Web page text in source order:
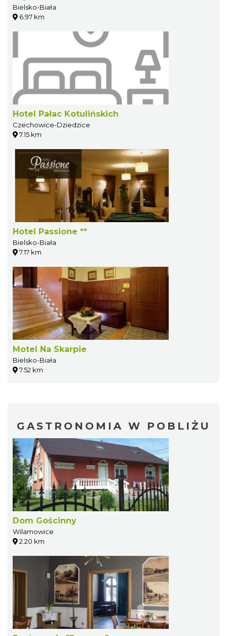
Bielsko-Biała
6.97 km
Hotel Pałac Kotulińskich
Czechowice-Dziedzice
7.15 km
Hotel Passione **
Bielsko-Biała
7.17 km
Motel Na Skarpie
Bielsko-Biała
7.52 km
GASTRONOMIA W POBLIŻU
Dom Gościnny
Wilamowice
2.20 km